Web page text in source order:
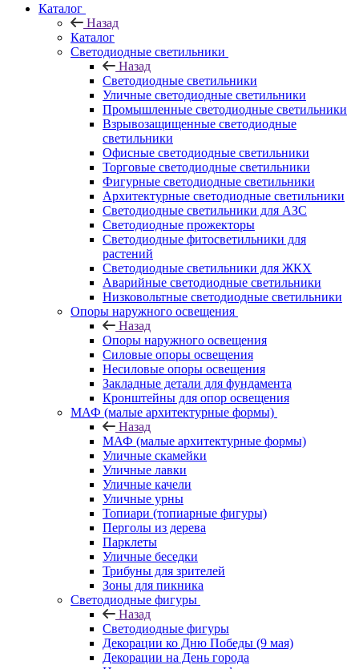
Каталог
Назад
Каталог
Светодиодные светильники
Назад
Светодиодные светильники
Уличные светодиодные светильники
Промышленные светодиодные светильники
Взрывозащищенные светодиодные
светильники
Офисные светодиодные светильники
Торговые светодиодные светильники
Фигурные светодиодные светильники
Архитектурные светодиодные светильники
Светодиодные светильники для АЗС
Светодиодные прожекторы
Светодиодные фитосветильники для
растений
Светодиодные светильники для ЖКХ
Аварийные светодиодные светильники
Низковольтные светодиодные светильники
Опоры наружного освещения
Назад
Опоры наружного освещения
Силовые опоры освещения
Несиловые опоры освещения
Закладные детали для фундамента
Кронштейны для опор освещения
МАФ (малые архитектурные формы)
Назад
МАФ (малые архитектурные формы)
Уличные скамейки
Уличные лавки
Уличные качели
Уличные урны
Топиари (топиарные фигуры)
Перголы из дерева
Парклеты
Уличные беседки
Трибуны для зрителей
Зоны для пикника
Светодиодные фигуры
Назад
Светодиодные фигуры
Декорации ко Дню Победы (9 мая)
Декорации на День города